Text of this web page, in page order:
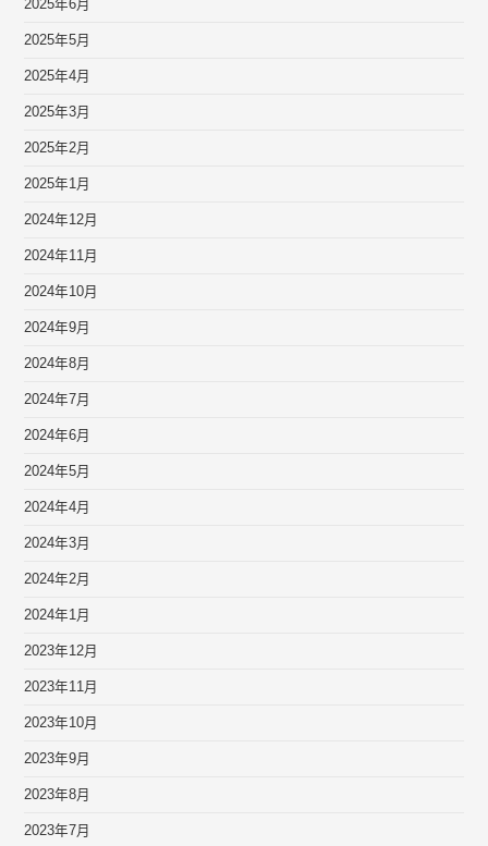
2025年6月
2025年5月
2025年4月
2025年3月
2025年2月
2025年1月
2024年12月
2024年11月
2024年10月
2024年9月
2024年8月
2024年7月
2024年6月
2024年5月
2024年4月
2024年3月
2024年2月
2024年1月
2023年12月
2023年11月
2023年10月
2023年9月
2023年8月
2023年7月